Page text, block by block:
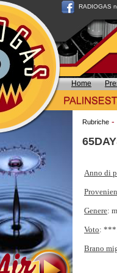
RADIOGAS
Home
Rubriche -
Anno di
Genere:
Voto:
Brano